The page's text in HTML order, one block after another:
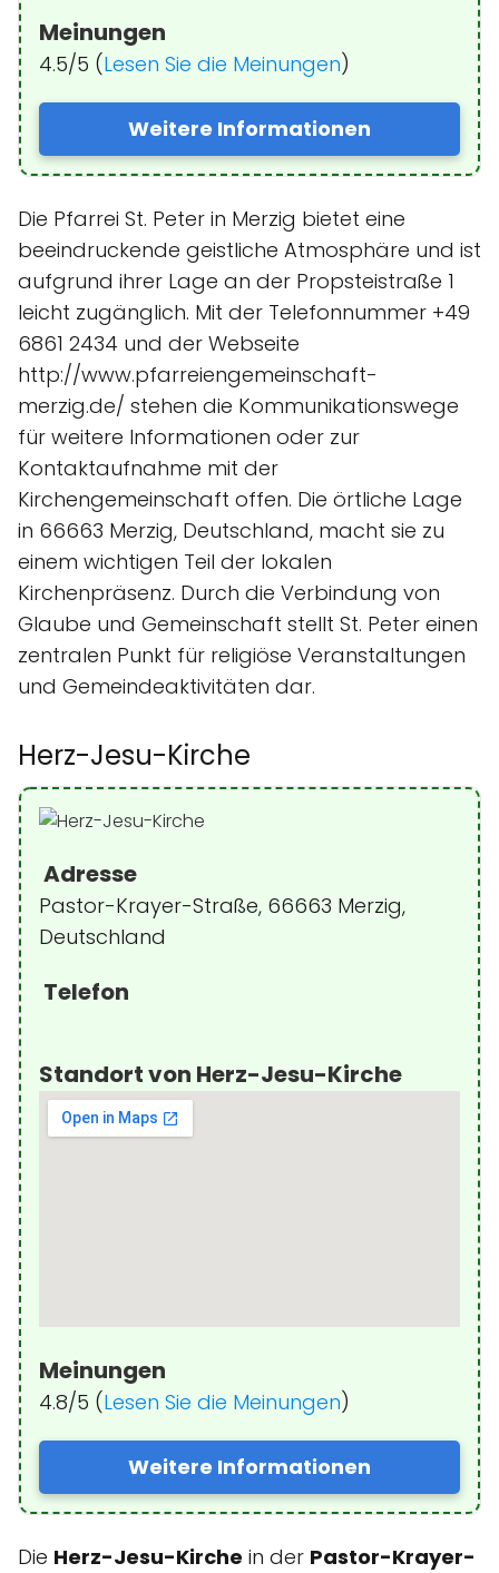
Meinungen
4.5/5 (Lesen Sie die Meinungen)
Weitere Informationen
Die Pfarrei St. Peter in Merzig bietet eine
beeindruckende geistliche Atmosphäre und ist
aufgrund ihrer Lage an der Propsteistraße 1
leicht zugänglich. Mit der Telefonnummer +49
6861 2434 und der Webseite
http://www.pfarreiengemeinschaft-
merzig.de/ stehen die Kommunikationswege
für weitere Informationen oder zur
Kontaktaufnahme mit der
Kirchengemeinschaft offen. Die örtliche Lage
in 66663 Merzig, Deutschland, macht sie zu
einem wichtigen Teil der lokalen
Kirchenpräsenz. Durch die Verbindung von
Glaube und Gemeinschaft stellt St. Peter einen
zentralen Punkt für religiöse Veranstaltungen
und Gemeindeaktivitäten dar.
Herz-Jesu-Kirche
Adresse
Pastor-Krayer-Straße, 66663 Merzig,
Deutschland
Telefon
Standort von Herz-Jesu-Kirche
Meinungen
4.8/5 (Lesen Sie die Meinungen)
Weitere Informationen
Die Herz-Jesu-Kirche in der Pastor-Krayer-